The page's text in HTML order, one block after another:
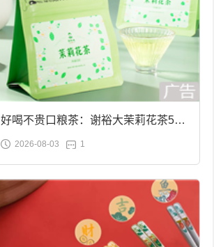
好喝不贵口粮茶：谢裕大茉莉花茶50g
袋装9.9元到手
2026-08-03 1